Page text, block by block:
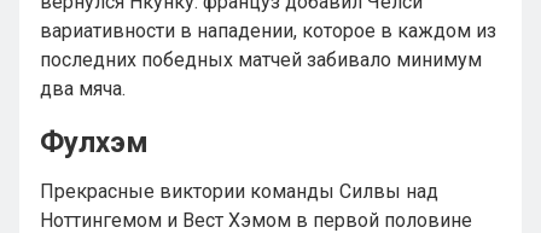
вариативности в нападении, которое в каждом из
последних победных матчей забивало минимум
два мяча.
Фулхэм
Прекрасные виктории команды Силвы над
Ноттингемом и Вест Хэмом в первой половине